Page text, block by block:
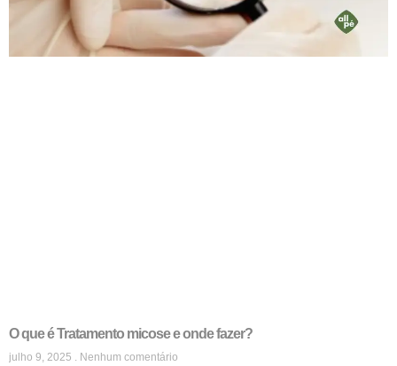
O que é Tratamento micose e onde fazer?
julho 9, 2025 Nenhum comentário